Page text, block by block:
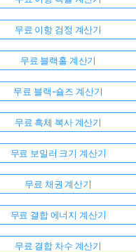
무료 이항 검정 계산기
무료 블랙홀 계산기
무료 블랙-숄즈 계산기
무료 흑체 복사 계산기
무료 보일러 크기 계산기
무료 채권 계산기
무료 결합 에너지 계산기
무료 결합 차수 계산기